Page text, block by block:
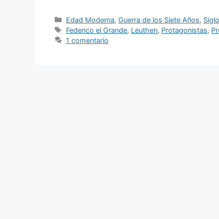
Categorías
Edad Moderna, Guerra de los Siete Años,
Etiquetas
Federico el Grande, Leuthen, Protagonistas,
1 comentario